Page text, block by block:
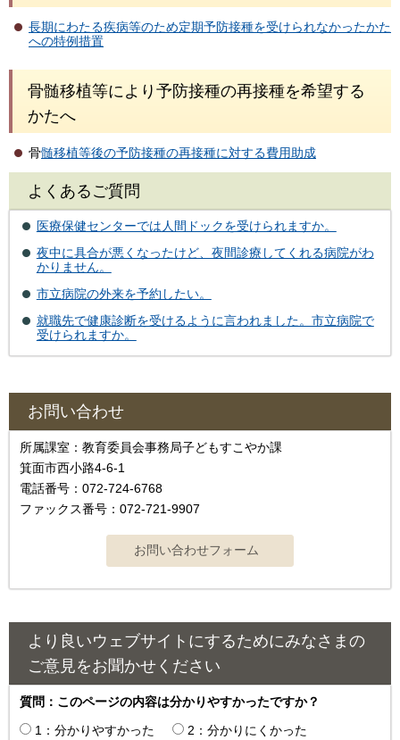
長期にわたる疾病等のため定期予防接種を受けられなかったかた
への特例措置
骨髄移植等により予防接種の再接種を希望する
かたへ
骨髄移植等後の予防接種の再接種に対する費用助成
よくあるご質問
医療保健センターでは人間ドックを受けられますか。
夜中に具合が悪くなったけど、夜間診療してくれる病院がわ
かりません。
市立病院の外来を予約したい。
就職先で健康診断を受けるように言われました。市立病院で
受けられますか。
お問い合わせ
所属課室：教育委員会事務局子どもすこやか課
箕面市西小路4‐6‐1
電話番号：072-724-6768
ファックス番号：072-721-9907
より良いウェブサイトにするためにみなさまの
ご意見をお聞かせください
質問：このページの内容は分かりやすかったですか？
1：分かりやすかった
2：分かりにくかった